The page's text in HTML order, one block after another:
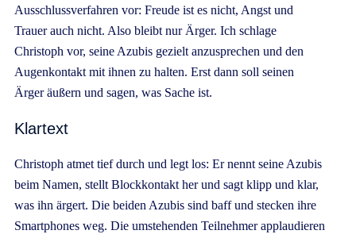
Ausschlussverfahren vor: Freude ist es nicht, Angst und
Trauer auch nicht. Also bleibt nur Ärger. Ich schlage
Christoph vor, seine Azubis gezielt anzusprechen und den
Augenkontakt mit ihnen zu halten. Erst dann soll seinen
Ärger äußern und sagen, was Sache ist.
Klartext
Christoph atmet tief durch und legt los: Er nennt seine Azubis
beim Namen, stellt Blockkontakt her und sagt klipp und klar,
was ihn ärgert. Die beiden Azubis sind baff und stecken ihre
Smartphones weg. Die umstehenden Teilnehmer applaudieren